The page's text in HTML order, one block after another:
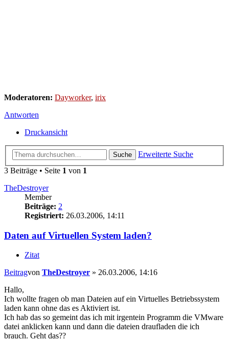
Moderatoren: Dayworker, irix
Antworten
Druckansicht
Suche
Erweiterte Suche
3 Beiträge • Seite 1 von 1
TheDestroyer
Member
Beiträge: 2
Registriert: 26.03.2006, 14:11
Daten auf Virtuellen System laden?
Zitat
Beitragvon TheDestroyer » 26.03.2006, 14:16
Hallo,
Ich wollte fragen ob man Dateien auf ein Virtuelles Betriebssystem
laden kann ohne das es Aktiviert ist.
Ich hab das so gemeint das ich mit irgentein Programm die VMware
datei anklicken kann und dann die dateien draufladen die ich
brauch. Geht das??